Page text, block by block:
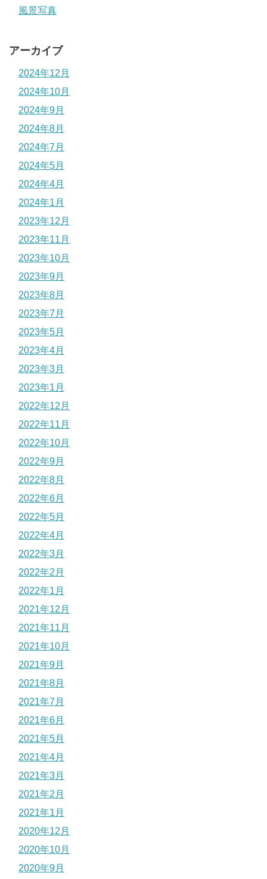
風景写真
アーカイブ
2024年12月
2024年10月
2024年9月
2024年8月
2024年7月
2024年5月
2024年4月
2024年1月
2023年12月
2023年11月
2023年10月
2023年9月
2023年8月
2023年7月
2023年5月
2023年4月
2023年3月
2023年1月
2022年12月
2022年11月
2022年10月
2022年9月
2022年8月
2022年6月
2022年5月
2022年4月
2022年3月
2022年2月
2022年1月
2021年12月
2021年11月
2021年10月
2021年9月
2021年8月
2021年7月
2021年6月
2021年5月
2021年4月
2021年3月
2021年2月
2021年1月
2020年12月
2020年10月
2020年9月